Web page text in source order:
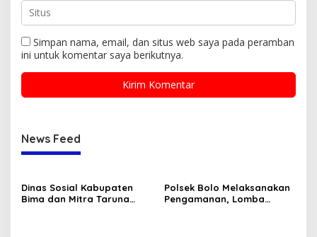
Simpan nama, email, dan situs web saya pada peramban
ini untuk komentar saya berikutnya.
News Feed
Dinas Sosial Kabupaten
Bima dan Mitra Taruna
Polsek Bolo Melaksanakan
Pengamanan, Lomba